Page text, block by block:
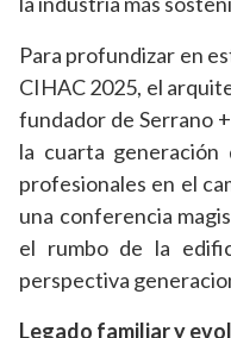
Para profundizar en
CIHAC 2025, el
fundador de Serrano
la cuarta generación
profesionales en el
una conferencia
el rumbo de la
perspectiva
Legado familiar y